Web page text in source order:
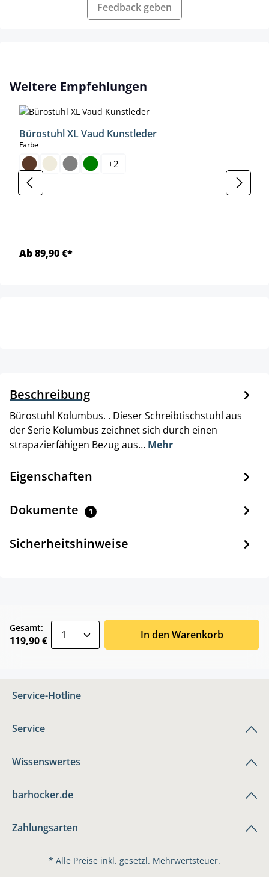
Feedback geben
Produktgalerie überspringen
Weitere Empfehlungen
Bürostuhl XL Vaud Kunstleder
Farbeauswählen
+2
Ab 89,90 €*
Beschreibung
Bürostuhl Kolumbus. . Dieser Schreibtischstuhl aus
der Serie Kolumbus zeichnet sich durch einen
strapazierfähigen Bezug aus… Mehr
Eigenschaften
Dokumente 1
Sicherheitshinweise
Gesamt:
119,90 € In den Warenkorb
Service-Hotline
Service
Wissenswertes
barhocker.de
Zahlungsarten
* Alle Preise inkl. gesetzl. Mehrwertsteuer.